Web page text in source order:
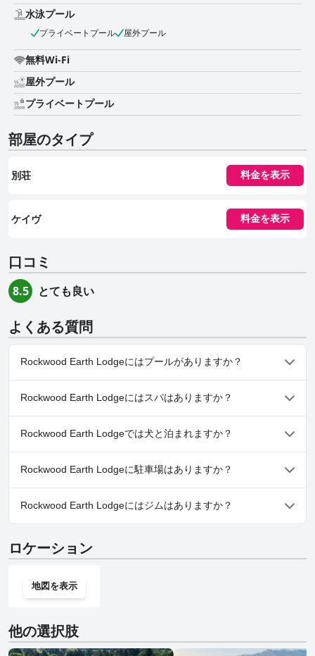
水泳プール
プライベートプール 屋外プール
無料Wi-Fi
屋外プール
プライベートプール
部屋のタイプ
別荘 料金を表示
ケイヴ 料金を表示
口コミ
8.5 とても良い
よくある質問
Rockwood Earth Lodgeにはプールがありますか？
はい、Rockwood Earth Lodgeには、以下のカテゴリーの１つ以上
に属するプールがあります： プライベートプール, 屋外プール
Rockwood Earth Lodgeにはスパはありますか？
いいえ、Rockwood Earth Lodgeではスパはご利用いただけませ
ん。
Rockwood Earth Lodgeでは犬と泊まれますか？
いいえ、Rockwood Earth Lodgeでは犬と泊まることはできませ
ん。
Rockwood Earth Lodgeに駐車場はありますか？
はい、Rockwood Earth Lodgeでは駐車場をご利用いただけます。
Rockwood Earth Lodgeにはジムはありますか？
ロケーション
地図を表示
他の選択肢